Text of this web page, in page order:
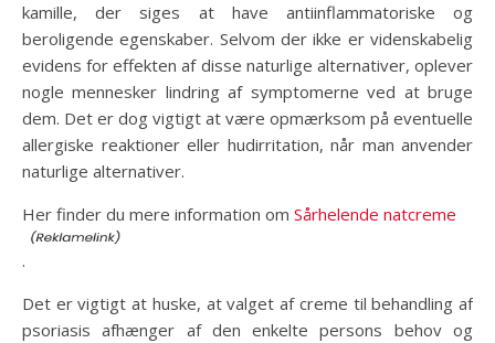
kamille, der siges at have antiinflammatoriske og
beroligende egenskaber. Selvom der ikke er videnskabelig
evidens for effekten af disse naturlige alternativer, oplever
nogle mennesker lindring af symptomerne ved at bruge
dem. Det er dog vigtigt at være opmærksom på eventuelle
allergiske reaktioner eller hudirritation, når man anvender
naturlige alternativer.
Her finder du mere information om Sårhelende natcreme
.
Det er vigtigt at huske, at valget af creme til behandling af
psoriasis afhænger af den enkelte persons behov og